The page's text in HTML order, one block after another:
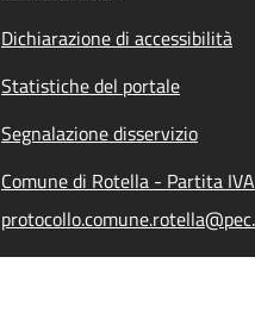
Dichiarazione di accessibilità
Statistiche del portale
Segnalazione disservizio
Comune di Rotella - Partita